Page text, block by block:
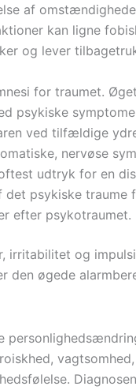
af
kan ligne
og lever
for traumet.
psykiske
ved tilfældige
nervøse
udtryk for en
det psykiske traume
efter psykotraumet.
irritabilitet og
den øgede